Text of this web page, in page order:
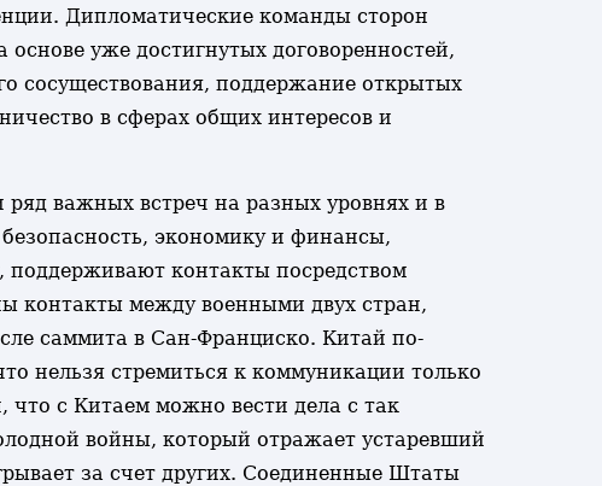
Дипломатические команды сторон
уже достигнутых договоренностей,
сосуществования, поддержание открытых
в сферах общих интересов и
важных встреч на разных уровнях и в
экономику и финансы,
поддерживают контакты посредством
контакты между военными двух стран,
саммита в Сан-Франциско. Китай по-
нельзя стремиться к коммуникации только
что с Китаем можно вести дела с так
войны, который отражает устаревший
за счет других. Соединенные Штаты